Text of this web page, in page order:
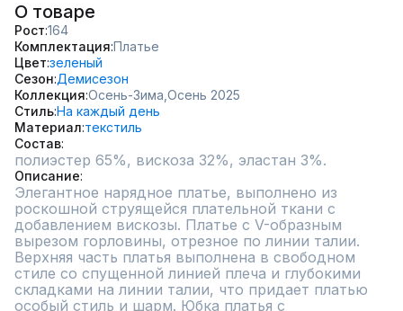
О товаре
Рост 164
Комплектация Платье
Цвет зеленый
Сезон Демисезон
Коллекция Осень-Зима, Осень 2025
СтильНа каждый день
Материал текстиль
Состав
полиэстер 65%, вискоза 32%, эластан 3%.
Описание
Элегантное нарядное платье, выполнено из
роскошной струящейся плательной ткани с
добавлением вискозы. Платье с V-образным
вырезом горловины, отрезное по линии талии.
Верхняя часть платья выполнена в свободном
стиле со спущенной линией плеча и глубокими
складками на линии талии, что придает платью
особый стиль и шарм. Юбка платья с